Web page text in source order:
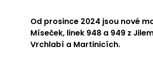
Od prosince 2024 jsou nové
Míseček, linek 948 a 949 z
Vrchlabí a Martinicích.